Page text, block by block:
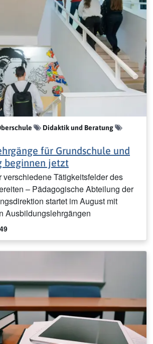
Didaktik und Beratung
für Grundschule und
beginnen jetzt
verschiedene Tätigkeitsfelder des
– Pädagogische Abteilung der
startet im August mit
Ausbildungslehrgängen